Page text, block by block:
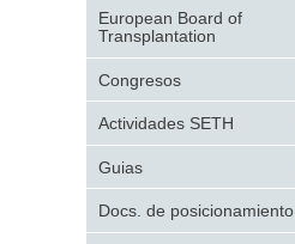
European Board of
Transplantation
Congresos
Actividades SETH
Guias
Docs. de posicionamiento